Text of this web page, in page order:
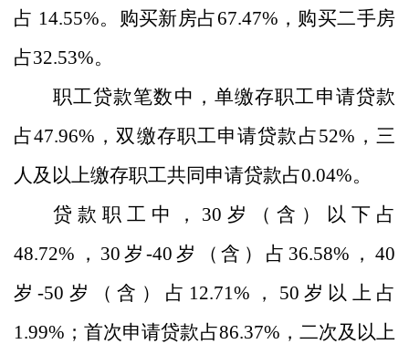
占 14.55%。购买新房占67.47% ，购买二手房
占32.53%。
职工贷款笔数中，单缴存职工申请贷款
占47.96% ，双缴存职工申请贷款占52% ，三
人及以上缴存职工共同申请贷款占0.04%。
贷款职工中， 30 岁（含）以下占
48.72% ， 30 岁-40 岁（含）占 36.58% ，40
岁-50 岁（含）占 12.71% ， 50 岁以上占
1.99% ；首次申请贷款占86.37% ，二次及以上